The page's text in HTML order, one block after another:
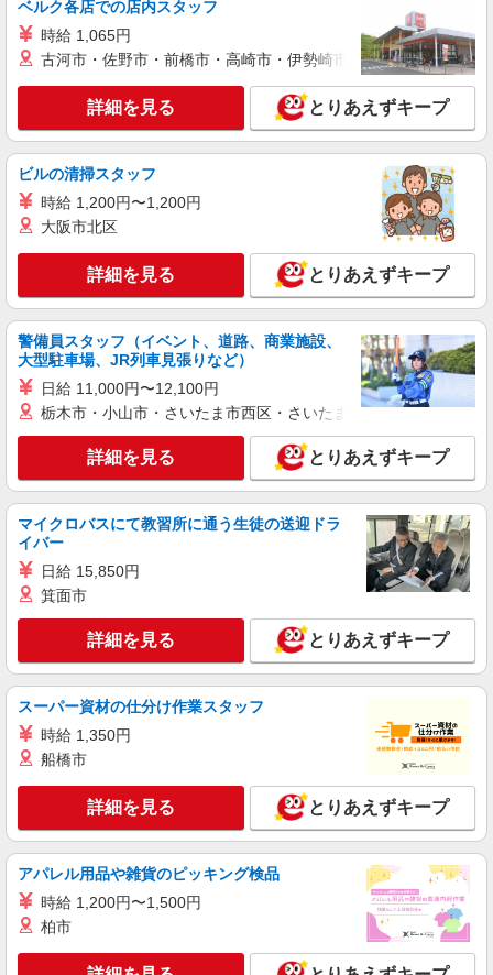
時給1300円
愛知県豊明市／最寄駅：前後駅、徳重駅 ◆
桜通線鳴子北駅・鶴舞線原駅からもバスを利用で
きます ≪車通勤可≫ ◆駐車場についてはご自身
のご都合に合わせてご検討ください。
キープ 詳細を見る
パーソルテンプスタッフ株式会社 中部コーディネートセンター二課
（医療）/26-0608395
［残業なし&土日祝休］キレイなオフィスでデ
スクワークのお仕事しませんか
時給1300円
愛知県豊明市／最寄駅：前後駅、徳重駅 ≪
車通勤可≫ ◆駐車場についてはご自身のご都合に
合わせてご検討ください。
詳細を見る
派遣社員
パーソルテンプスタッフ株式会社 中部コーディネートセンター二課
（刈谷）/26-0538532
［9月×豊明市］未経験からでも開始できる＊
サポート事務のお仕事
愛知県豊明市／最寄駅：前後駅、徳重駅 ■緑
区・刈谷・大府などからも通いやすい♪ ≪車通
キープ 詳細を見る
派遣社員
パーソルテンプスタッフ株式会社 中部コーディネートセンター二課
（医療）/26-0376144
［未経験OK］受付＋データ入力◇事務★ほぼ
時給1300円
愛知県豊明市／最寄駅：前後駅、徳重駅 ≪
車通勤可≫ ◆駐車場についてはご自身のご都合に
合わせてご検討ください。
キープ 詳細を見る
パーソルテンプスタッフ株式会社 中部コーディネートセンター二課
ベルク各店での店内スタッフ
時給 1,065円
古河市・佐野市・前橋市・高崎市・伊勢崎市・太田市・館林市
詳細を見る とりあえずキープ
ビルの清掃スタッフ
時給 1,200円〜1,200円
大阪市北区
詳細を見る とりあえずキープ
警備員スタッフ（イベント、道路、商業施設、
大型駐車場、JR列車見張りなど）
日給 11,000円〜12,100円
栃木市・小山市・さいたま市西区・さいたま市岩槻区・久喜市・
詳細を見る とりあえずキープ
マイクロバスにて教習所に通う生徒の送迎ドラ
イバー
日給 15,850円
箕面市
詳細を見る とりあえずキープ
スーパー資材の仕分け作業スタッフ
時給 1,350円
船橋市
詳細を見る とりあえずキープ
アパレル用品や雑貨のピッキング検品
時給 1,200円〜1,500円
柏市